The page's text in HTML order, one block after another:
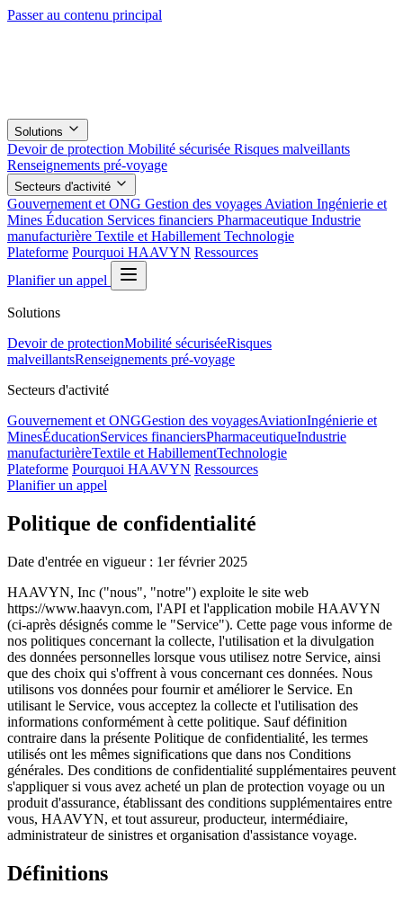
Passer au contenu principal
Solutions
Devoir de protection Mobilité sécurisée Risques malveillants
Renseignements pré-voyage
Secteurs d'activité
Gouvernement et ONG Gestion des voyages Aviation Ingénierie et
Mines Éducation Services financiers Pharmaceutique Industrie
manufacturière Textile et Habillement Technologie
Plateforme Pourquoi HAAVYN Ressources
Planifier un appel
Solutions
Devoir de protectionMobilité sécuriséeRisques
malveillantsRenseignements pré-voyage
Secteurs d'activité
Gouvernement et ONGGestion des voyagesAviationIngénierie et
MinesÉducationServices financiersPharmaceutiqueIndustrie
manufacturièreTextile et HabillementTechnologie
Plateforme Pourquoi HAAVYN Ressources
Planifier un appel
Politique de confidentialité
Date d'entrée en vigueur : 1er février 2025
HAAVYN, Inc ("nous", "notre") exploite le site web
https://www.haavyn.com, l'API et l'application mobile HAAVYN
(ci-après désignés comme le "Service"). Cette page vous informe de
nos politiques concernant la collecte, l'utilisation et la divulgation
des données personnelles lorsque vous utilisez notre Service, ainsi
que des choix qui s'offrent à vous concernant ces données. Nous
utilisons vos données pour fournir et améliorer le Service. En
utilisant le Service, vous acceptez la collecte et l'utilisation des
informations conformément à cette politique. Sauf définition
contraire dans la présente Politique de confidentialité, les termes
utilisés ont les mêmes significations que dans nos Conditions
générales. Des conditions de confidentialité supplémentaires peuvent
s'appliquer si vous avez acheté un plan de protection voyage ou un
produit d'assurance, établissant des conditions supplémentaires entre
vous, HAAVYN, et tout assureur, producteur, intermédiaire,
administrateur de sinistres et organisation d'assistance voyage.
Définitions